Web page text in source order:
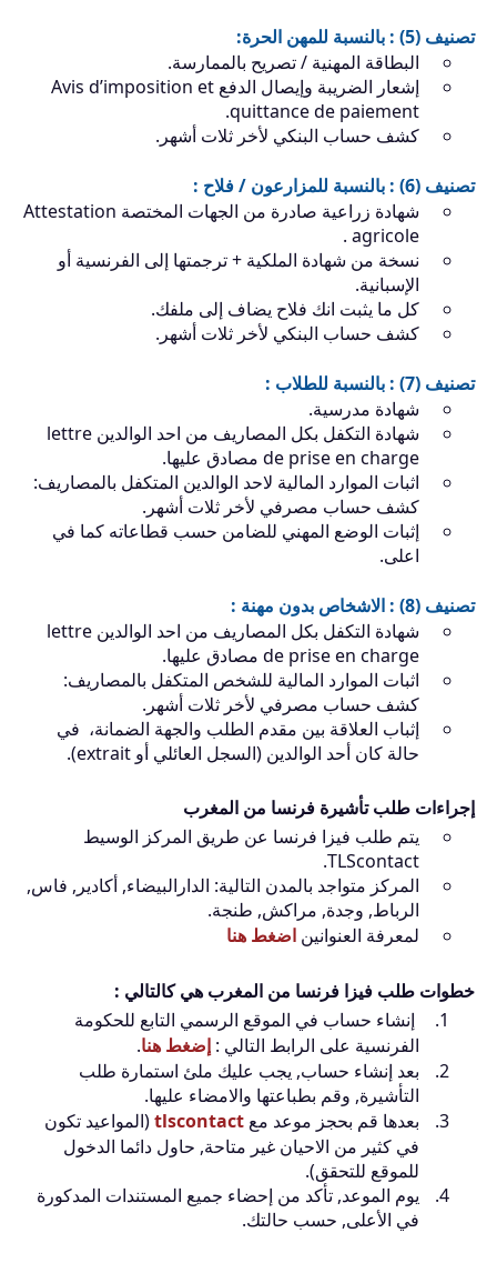
تصنيف (5) : بالنسبة للمهن الحرة:
البطاقة المهنية / تصريح بالممارسة.
إشعار الضريبة وإيصال الدفع Avis d’imposition et
quittance de paiement.
كشف حساب البنكي لأخر ثلات أشهر.
تصنيف (6) : بالنسبة للمزارعون / فلاح :
شهادة زراعية صادرة من الجهات المختصة Attestation
agricole .
نسخة من شهادة الملكية + ترجمتها إلى الفرنسية أو
الإسبانية.
كل ما يثبت انك فلاح يضاف إلى ملفك.
كشف حساب البنكي لأخر ثلات أشهر.
تصنيف (7) : بالنسبة للطلاب :
شهادة مدرسية.
شهادة التكفل بكل المصاريف من احد الوالدين lettre
de prise en charge مصادق عليها.
اثبات الموارد المالية لاحد الوالدين المتكفل بالمصاريف:
كشف حساب مصرفي لأخر ثلات أشهر.
إثبات الوضع المهني للضامن حسب قطاعاته كما في
اعلى.
تصنيف (8) : الاشخاص بدون مهنة :
شهادة التكفل بكل المصاريف من احد الوالدين lettre
de prise en charge مصادق عليها.
اثبات الموارد المالية للشخص المتكفل بالمصاريف:
كشف حساب مصرفي لأخر ثلات أشهر.
إثباب العلاقة بين مقدم الطلب والجهة الضمانة، في
حالة كان أحد الوالدين (السجل العائلي أو extrait).
إجراءات طلب تأشيرة فرنسا من المغرب
يتم طلب فيزا فرنسا عن طريق المركز الوسيط
TLScontact.
المركز متواجد بالمدن التالية: الدارالبيضاء, أكادير, فاس,
الرباط, وجدة, مراكش, طنجة.
لمعرفة العنوانين اضغط هنا
خطوات طلب فيزا فرنسا من المغرب هي كالتالي :
إنشاء حساب في الموقع الرسمي التابع للحكومة
الفرنسية على الرابط التالي : إضغط هنا.
بعد إنشاء حساب, يجب عليك ملئ استمارة طلب
التأشيرة, وقم بطباعتها والامضاء عليها.
بعدها قم بحجز موعد مع tlscontact(المواعيد تكون
في كثير من الاحيان غير متاحة, حاول دائما الدخول
للموقع للتحقق).
يوم الموعد, تأكد من إحضاء جميع المستندات المدكورة
في الأعلى, حسب حالتك.